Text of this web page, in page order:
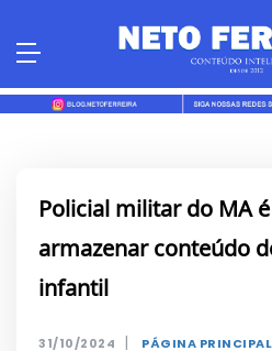
Policial militar do MA
armazenar conteúdo
infantil
31/10/2024 | PÁGINA PRINCIPAL